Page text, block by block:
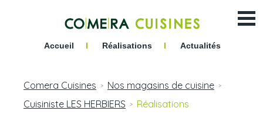
Accueil I Réalisations I Actualités
Comera Cuisines > Nos magasins de cuisine >
Cuisiniste LES HERBIERS > Réalisations